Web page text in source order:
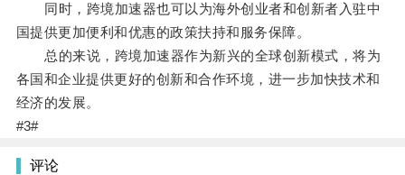
同时，跨境加速器也可以为海外创业者和创新者入驻中
国提供更加便利和优惠的政策扶持和服务保障。
总的来说，跨境加速器作为新兴的全球创新模式，将为
各国和企业提供更好的创新和合作环境，进一步加快技术和
经济的发展。
#3#
评论